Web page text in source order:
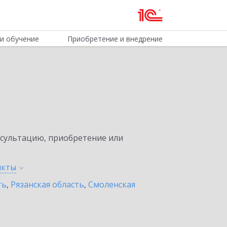
обучение Приобретение и внедрение
приобретение или
, Рязанская область, Смоленская